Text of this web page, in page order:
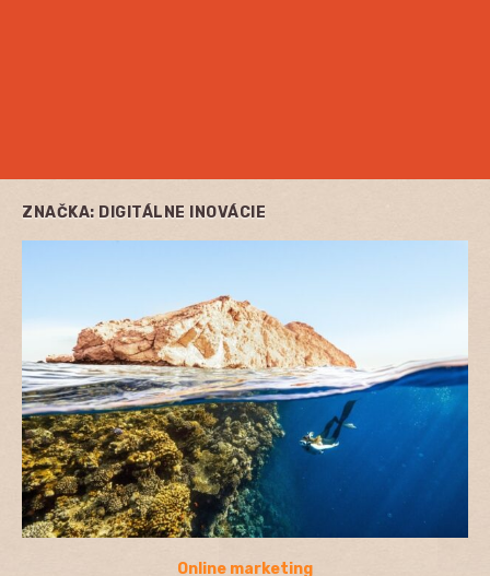
ZNAČKA: DIGITÁLNE INOVÁCIE
Online marketing